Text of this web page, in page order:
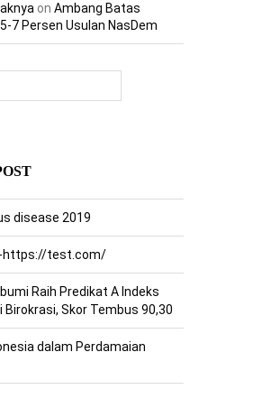
on Ambang Batas
7 Persen Usulan NasDem
disease 2019
https://test.com/
Raih Predikat A Indeks
Birokrasi, Skor Tembus 90,30
dalam Perdamaian